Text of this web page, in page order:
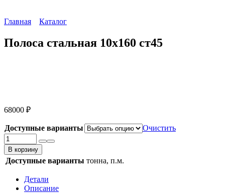
Главная Каталог
Полоса стальная 10х160 ст45
68000 ₽
Доступные варианты
Очистить
Количество
товара
Полоса
стальная
ст45
В корзину
Доступные варианты тонна, п.м.
Детали
Описание